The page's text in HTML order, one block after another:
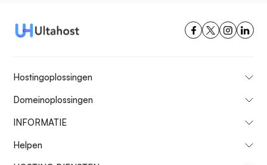
Hostingoplossingen
Domeinoplossingen
INFORMATIE
Helpen